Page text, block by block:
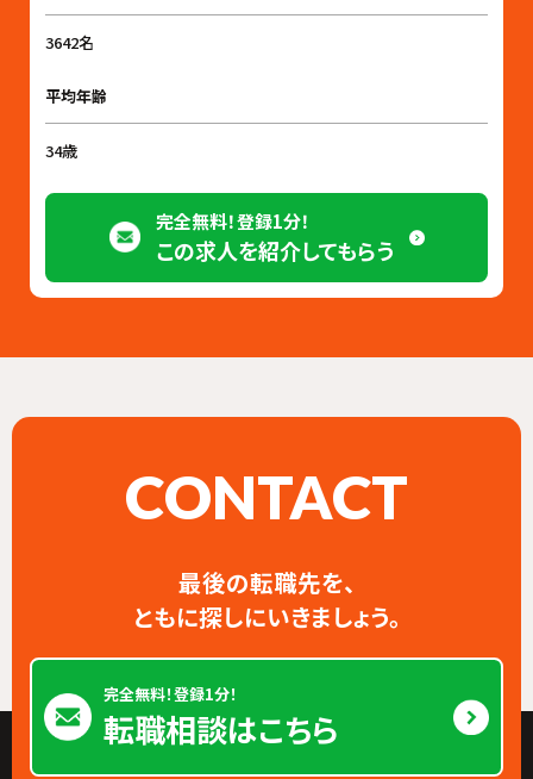
3642名
平均年齢
34歳
完全無料！登録1分！
この求人を紹介してもらう
CONTACT
最後の転職先を、
ともに探しにいきましょう。
完全無料！登録1分！
転職相談はこちら